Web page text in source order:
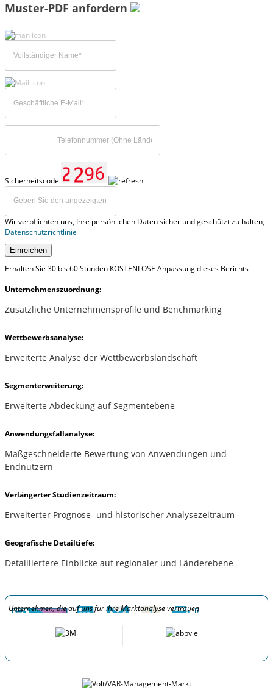
Muster-PDF anfordern
Sicherheitscode
Wir verpflichten uns, Ihre persönlichen Daten sicher und geschützt zu halten,
Datenschutzrichtlinie
Einreichen
Erhalten Sie 30 bis 60 Stunden KOSTENLOSE Anpassung dieses Berichts
Unternehmenszuordnung:
Zusätzliche Unternehmensprofile und Benchmarking
Wettbewerbsanalyse:
Erweiterte Analyse der Wettbewerbslandschaft
Segmenterweiterung:
Erweiterte Abdeckung auf Segmentebene
Anwendungsfallanalyse:
Maßgeschneiderte Bewertung von Anwendungen und
Endnutzern
Verlängerter Studienzeitraum:
Erweiterter Prognose- und historischer Analysezeitraum
Geografische Detailtiefe:
Detailliertere Einblicke auf regionaler und Länderebene
Unternehmen, die auf uns für ihre Marktanalyse vertrauen